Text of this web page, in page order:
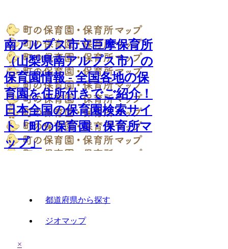
南アルプス市立巨摩保育所
（山梨県南アルプス市）の
保育園情報 - 全国各地の保
育園を住所付きでご紹介！
日本全国の保育園検索サイ
ト「町の保育園・保育所マ
ップ」
都道府県から探す
ジオマップ
×